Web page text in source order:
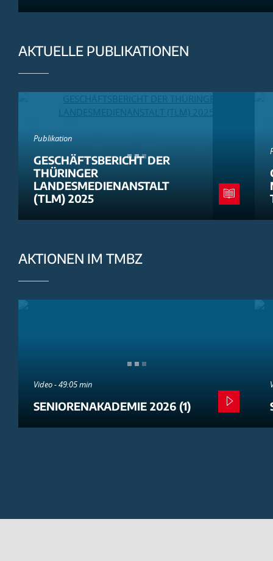
AKTUELLE PUBLIKATIONEN
Publikation
GESCHÄFTSBERICHT DER
THÜRINGER
LANDESMEDIENANSTALT
(TLM) 2025
AKTIONEN IM TMBZ
Video - 49:05 min
SENIORENAKADEMIE 2026 (1)